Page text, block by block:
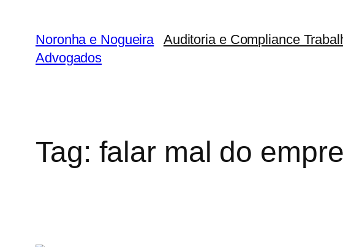
Noronha e Nogueira
Advogados
Auditoria e Compliance
Tag: falar mal do